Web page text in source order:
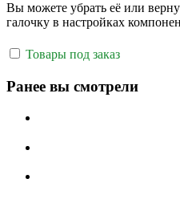
Вы можете убрать её или
галочку в настройках
Товары под заказ
Ранее вы смотрели